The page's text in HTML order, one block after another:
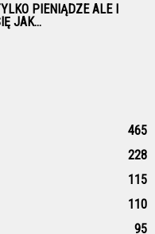
PIENIĄDZE ALE I
JAK...
465
228
115
110
95